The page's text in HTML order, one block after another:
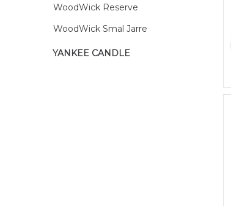
WoodWick Reserve
WoodWick Smal Jarre
YANKEE CANDLE